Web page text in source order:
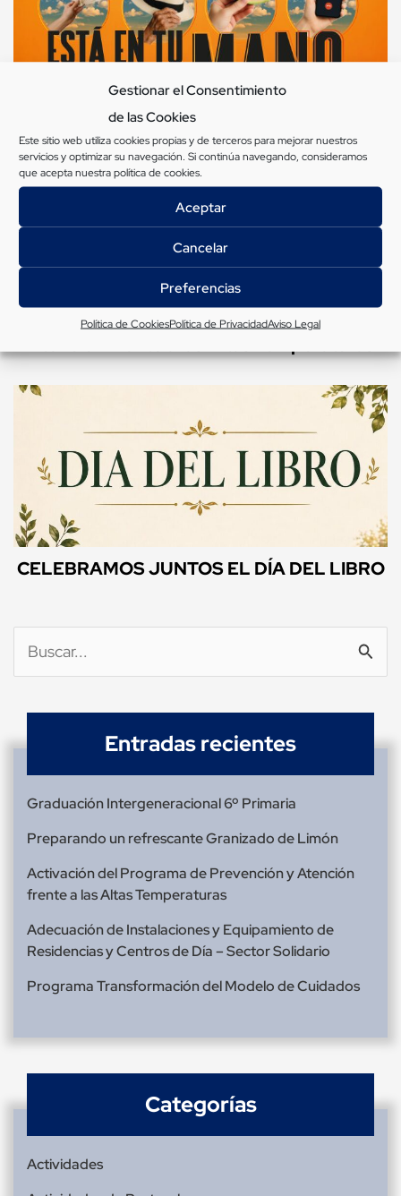
Gestionar el Consentimiento
de las Cookies
Este sitio web utiliza cookies propias y de terceros para mejorar nuestros
servicios y optimizar su navegación. Si continúa navegando, consideramos
que acepta nuestrapolítica de cookies.
Aceptar
Cancelar
Preferencias
Política de CookiesPolítica de PrivacidadAviso Legal
Activación del Programa de Prevención y
CELEBRAMOS JUNTOS EL DÍA DEL LIBRO
Buscar
por:
Entradas recientes
Graduación Intergeneracional 6º Primaria
Preparando un refrescante Granizado de Limón
Activación del Programa de Prevención y Atención
frente a las Altas Temperaturas
Adecuación de Instalaciones y Equipamiento de
Residencias y Centros de Día – Sector Solidario
Programa Transformación del Modelo de Cuidados
Categorías
Actividades